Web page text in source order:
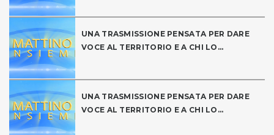
UNA TRASMISSIONE PENSATA PER DARE
VOCE AL TERRITORIO E A CHI LO...
UNA TRASMISSIONE PENSATA PER DARE
VOCE AL TERRITORIO E A CHI LO...